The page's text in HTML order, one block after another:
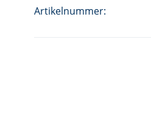
Artikelnummer: